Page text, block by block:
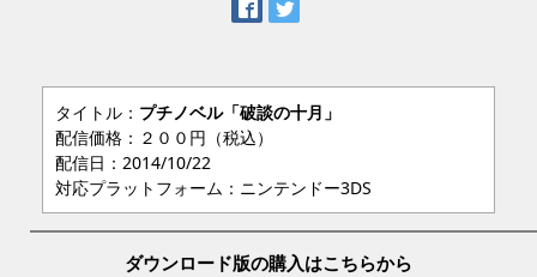
タイトル： プチノベル「破談の十月」
配信価格：２００円（税込）
配信日：2014/10/22
対応プラットフォーム：ニンテンドー3DS
ダウンロード版の購入はこちらから